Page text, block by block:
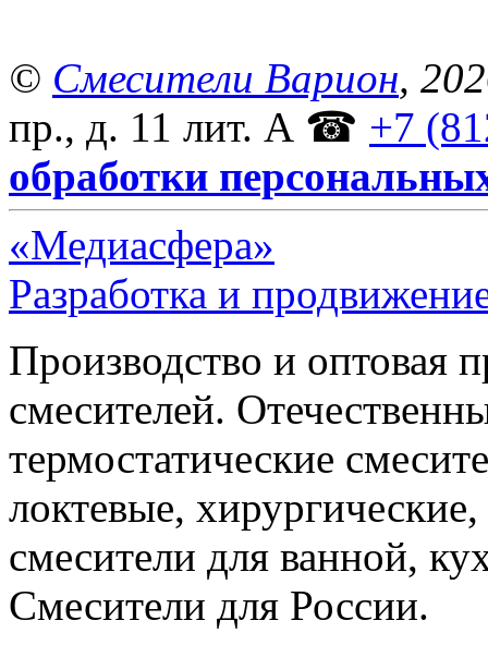
© Смесители Варион,
пр., д. 11 лит. А ☎ +7
обработки
«Медиасфера»
Разработка и
Производство и оптовая
смесителей.
термостатические
локтевые,
смесители для ванной,
Смесители для России.